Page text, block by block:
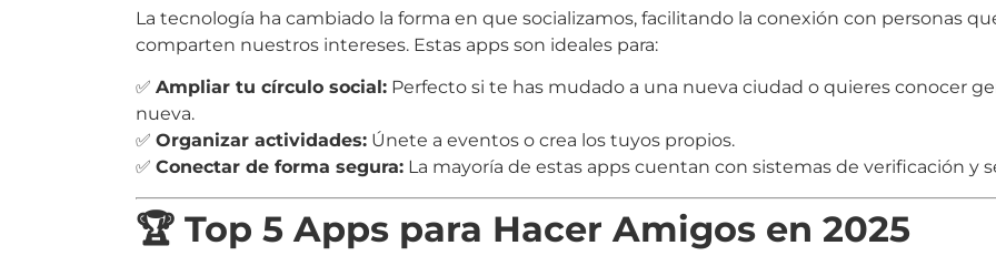
La tecnología ha cambiado la forma en que socializamos, facilitando la conexión con personas
comparten nuestros intereses. Estas apps son ideales para:
✅ Ampliar tu círculo social: Perfecto si te has mudado a una nueva ciudad o quieres conocer
nueva.
✅ Organizar actividades: Únete a eventos o crea los tuyos propios.
✅ Conectar de forma segura: La mayoría de estas apps cuentan con sistemas de verificación y
🏆 Top 5 Apps para Hacer Amigos en 2025